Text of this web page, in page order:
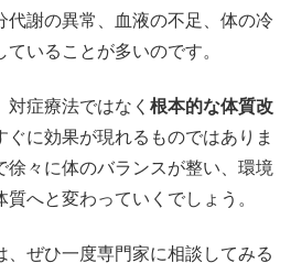
代謝の異常、血液の不足、体の冷
いることが多いのです。
症療法ではなく 根本的な体質改
ぐに効果が現れるものではありま
徐々に体のバランスが整い、環境
へと変わっていくでしょう。
、ぜひ一度専門家に相談してみる